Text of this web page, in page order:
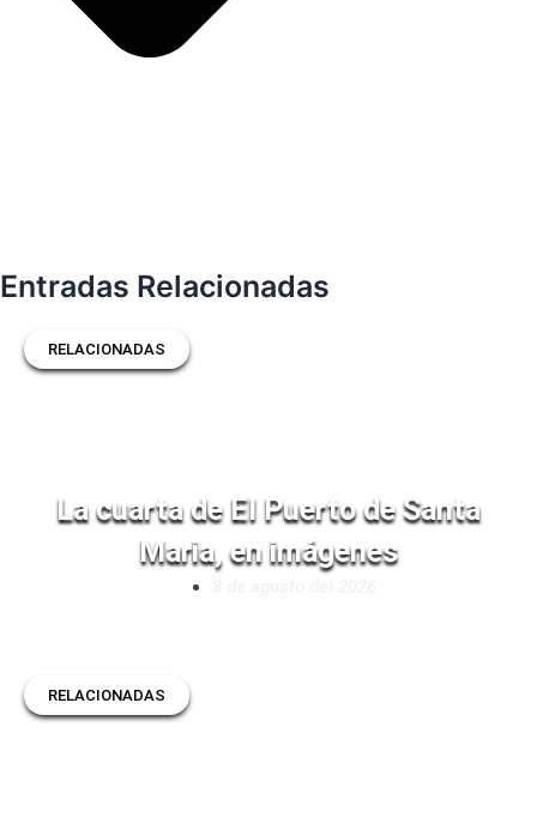
Entradas Relacionadas
RELACIONADAS
La cuarta de El Puerto de Santa
Maria, en imágenes
RELACIONADAS